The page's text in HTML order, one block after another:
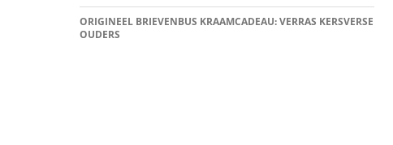
ORIGINEEL BRIEVENBUS KRAAMCADEAU: VERRAS KERSVERSE
OUDERS